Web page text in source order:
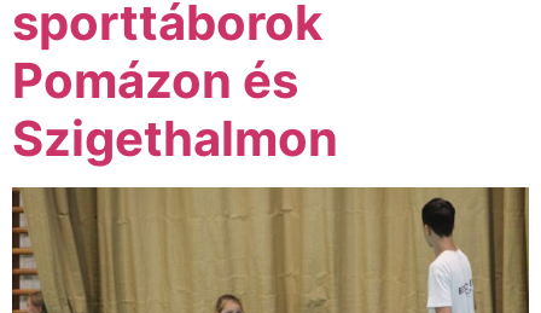
sporttáborok
Pomázon és
Szigethalmon